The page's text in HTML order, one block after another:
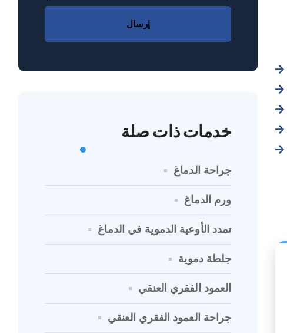
إرسال
خدمات ذات صلة
جراحة الدماغ
ورم الدماغ
تمدد الأوعية الدموية في الدماغ
جلطة دموية
العمود الفقري العنقي
جراحة العمود الفقري العنقي